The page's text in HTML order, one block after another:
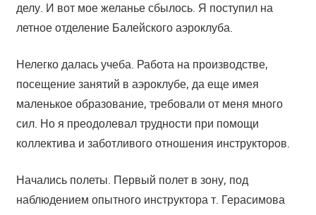
делу. И вот мое желанье сбылось. Я поступил на
летное отделение Балейского аэроклуба.
Нелегко далась учеба. Работа на производстве,
посещение занятий в аэроклубе, да еще имея
маленькое образование, требовали от меня много
сил. Но я преодолевал трудности при помощи
коллектива и заботливого отношения инструкторов.
Начались полеты. Первый полет в зону, под
наблюдением опытного инструктора т. Герасимова